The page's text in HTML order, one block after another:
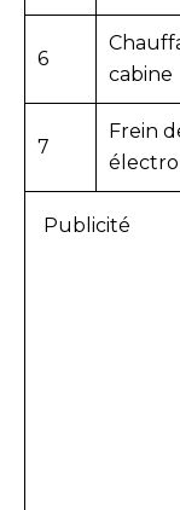
6
cabine
7
Frein
Publicité